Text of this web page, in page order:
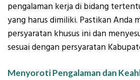
pengalaman kerja di bidang
yang harus dimiliki. Pastikan Anda
persyaratan khusus ini dan
sesuai dengan persyaratan
Menyoroti Pengalaman dan